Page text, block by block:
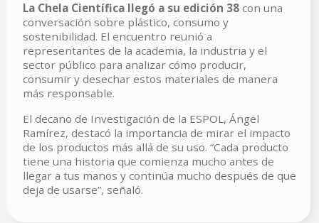
La Chela Científica llegó a su edición 38 con una
conversación sobre plástico, consumo y
sostenibilidad. El encuentro reunió a
representantes de la academia, la industria y el
sector público para analizar cómo producir,
consumir y desechar estos materiales de manera
más responsable.
El decano de Investigación de la ESPOL, Ángel
Ramírez, destacó la importancia de mirar el impacto
de los productos más allá de su uso. “Cada producto
tiene una historia que comienza mucho antes de
llegar a tus manos y continúa mucho después de que
deja de usarse”, señaló.